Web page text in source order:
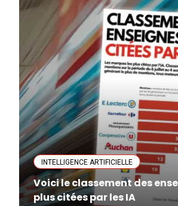
INTELLIGENCE ARTIFICIELLE
Voici le classement des
plus citées par les IA